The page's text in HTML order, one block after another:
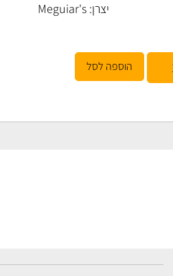
יצרן:Meguiar's
הוספה לסל